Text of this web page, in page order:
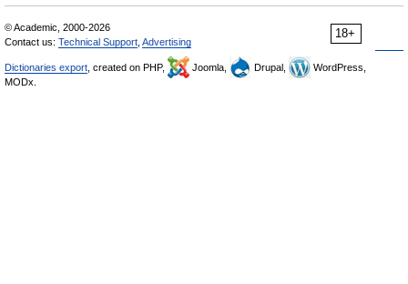
18+
© Academic, 2000-2026
Contact us: Technical Support Advertising
Dictionaries export , created on PHP, Joomla, Drupal,
WordPress,
MODx.